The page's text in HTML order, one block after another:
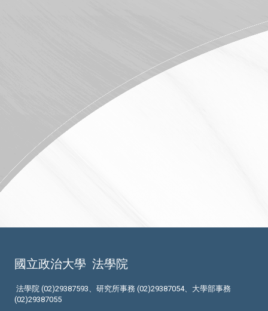
國立政治大學 法學院
法學院 (02)29387593、研究所事務 (02)29387054、大學部事務
(02)29387055